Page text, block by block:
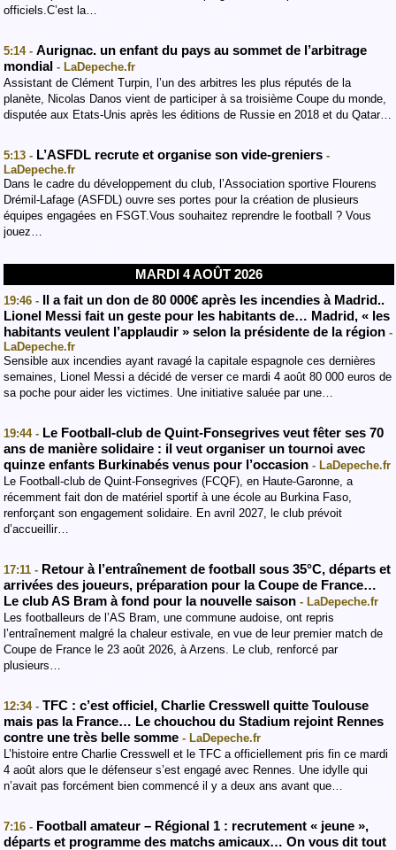
officiels.C’est la…
5:14 - Aurignac. un enfant du pays au sommet de l’arbitrage
mondial - LaDepeche.fr
Assistant de Clément Turpin, l’un des arbitres les plus réputés de la
planète, Nicolas Danos vient de participer à sa troisième Coupe du monde,
disputée aux Etats-Unis après les éditions de Russie en 2018 et du Qatar…
5:13 - L’ASFDL recrute et organise son vide-greniers -
LaDepeche.fr
Dans le cadre du développement du club, l’Association sportive Flourens
Drémil-Lafage (ASFDL) ouvre ses portes pour la création de plusieurs
équipes engagées en FSGT.Vous souhaitez reprendre le football ? Vous
jouez…
MARDI 4 AOÛT 2026
19:46 -
Il a fait un don de 80 000€ après les incendies à Madrid..
Lionel Messi fait un geste pour les habitants de… Madrid, « les
habitants veulent l’applaudir » selon la présidente de la région -
LaDepeche.fr
Sensible aux incendies ayant ravagé la capitale espagnole ces dernières
semaines, Lionel Messi a décidé de verser ce mardi 4 août 80 000 euros de
sa poche pour aider les victimes. Une initiative saluée par une…
19:44 - Le Football-club de Quint-Fonsegrives veut fêter ses 70
ans de manière solidaire : il veut organiser un tournoi avec
quinze enfants Burkinabés venus pour l’occasion - LaDepeche.fr
Le Football-club de Quint-Fonsegrives (FCQF), en Haute-Garonne, a
récemment fait don de matériel sportif à une école au Burkina Faso,
renforçant son engagement solidaire. En avril 2027, le club prévoit
d’accueillir…
17:11 - Retour à l’entraînement de football sous 35°C, départs et
arrivées des joueurs, préparation pour la Coupe de France…
Le club AS Bram à fond pour la nouvelle saison - LaDepeche.fr
Les footballeurs de l’AS Bram, une commune audoise, ont repris
l’entraînement malgré la chaleur estivale, en vue de leur premier match de
Coupe de France le 23 août 2026, à Arzens. Le club, renforcé par
plusieurs…
12:34 - TFC : c’est officiel, Charlie Cresswell quitte Toulouse
mais pas la France… Le chouchou du Stadium rejoint Rennes
contre une très belle somme - LaDepeche.fr
L’histoire entre Charlie Cresswell et le TFC a officiellement pris fin ce mardi
4 août alors que le défenseur s’est engagé avec Rennes. Une idylle qui
n’avait pas forcément bien commencé il y a deux ans avant que…
7:16 - Football amateur – Régional 1 : recrutement « jeune »,
départs et programme des matchs amicaux… On vous dit tout